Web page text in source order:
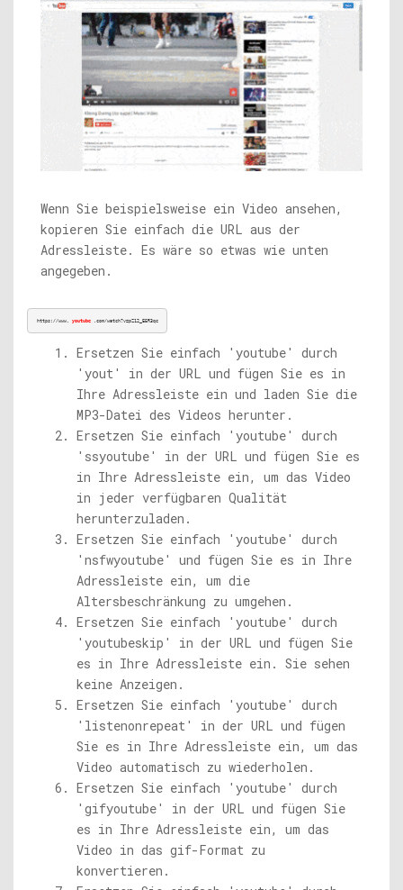
Wenn Sie beispielsweise ein Video ansehen,
kopieren Sie einfach die URL aus der
Adressleiste. Es wäre so etwas wie unten
angegeben.
https://www. youtube .com/watch?v=pZ12_E5R3qc
Ersetzen Sie einfach 'youtube' durch
'yout' in der URL und fügen Sie es in
Ihre Adressleiste ein und laden Sie die
MP3-Datei des Videos herunter.
Ersetzen Sie einfach 'youtube' durch
'ssyoutube' in der URL und fügen Sie es
in Ihre Adressleiste ein, um das Video
in jeder verfügbaren Qualität
herunterzuladen.
Ersetzen Sie einfach 'youtube' durch
'nsfwyoutube' und fügen Sie es in Ihre
Adressleiste ein, um die
Altersbeschränkung zu umgehen.
Ersetzen Sie einfach 'youtube' durch
'youtubeskip' in der URL und fügen Sie
es in Ihre Adressleiste ein. Sie sehen
keine Anzeigen.
Ersetzen Sie einfach 'youtube' durch
'listenonrepeat' in der URL und fügen
Sie es in Ihre Adressleiste ein, um das
Video automatisch zu wiederholen.
Ersetzen Sie einfach 'youtube' durch
'gifyoutube' in der URL und fügen Sie
es in Ihre Adressleiste ein, um das
Video in das gif-Format zu
konvertieren.